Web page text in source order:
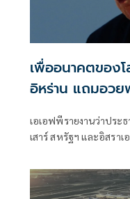
เพื่ออนาคตของ
อิหร่าน แถมอวย
เอเอฟพีรายงานว่าประ
เสาร์ สหรัฐฯ และอิสรา
เยื้อมาหลายเดือนโดยเร็ว